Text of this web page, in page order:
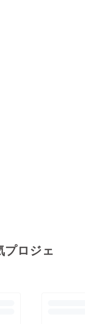
プロジェ